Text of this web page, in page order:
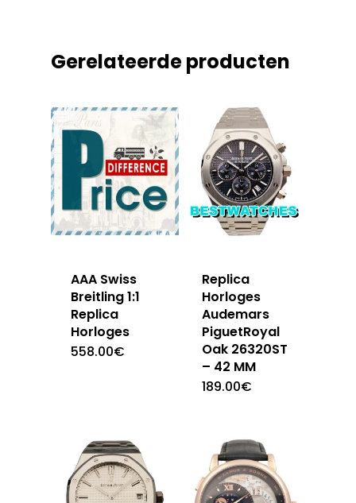
Gerelateerde producten
AAA Swiss
Breitling 1:1
Replica
Horloges
558.00€
Replica
Horloges
Audemars
PiguetRoyal
Oak 26320ST
– 42 MM
189.00€